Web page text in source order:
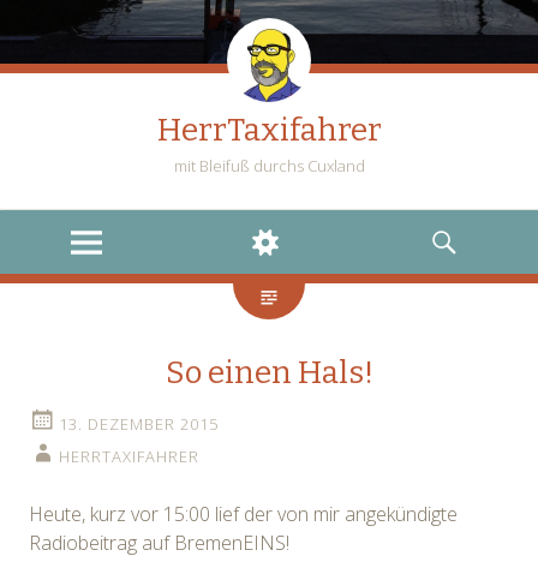
HerrTaxifahrer
mit Bleifuß durchs Cuxland
MENU
WIDGETS
SEARCH
So einen Hals!
13. DEZEMBER 2015
HERRTAXIFAHRER
Heute, kurz vor 15:00 lief der von mir angekündigte
Radiobeitrag auf BremenEINS!